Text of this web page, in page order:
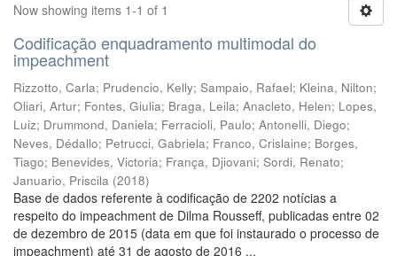
Now showing items 1-1 of 1
Codificação enquadramento multimodal do
impeachment
Rizzotto, Carla; Prudencio, Kelly; Sampaio, Rafael; Kleina, Nilton;
Oliari, Artur; Fontes, Giulia; Braga, Leila; Anacleto, Helen; Lopes,
Luiz; Drummond, Daniela; Ferracioli, Paulo; Antonelli, Diego;
Neves, Dédallo; Petrucci, Gabriela; Franco, Crislaine; Borges,
Tiago; Benevides, Victoria; França, Djiovani; Sordi, Renato;
Januario, Priscila (2018)
Base de dados referente à codificação de 2202 notícias a
respeito do impeachment de Dilma Rousseff, publicadas entre 02
de dezembro de 2015 (data em que foi instaurado o processo de
impeachment) até 31 de agosto de 2016 ...